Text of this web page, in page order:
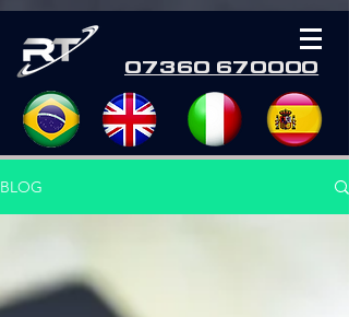
07360 670000
BLOG